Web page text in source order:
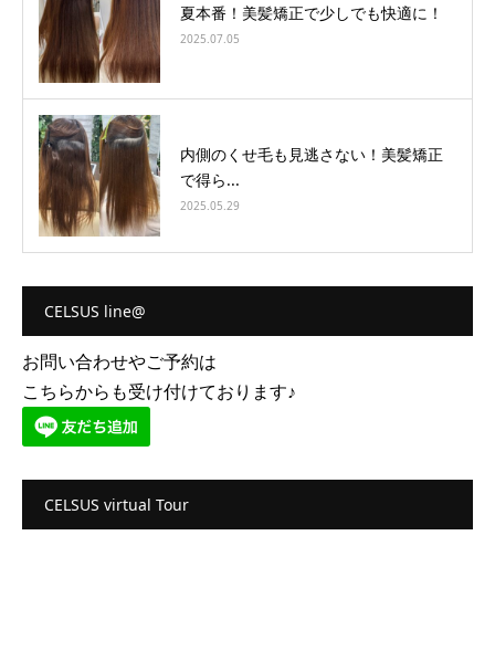
夏本番！美髪矯正で少しでも快適に！
2025.07.05
内側のくせ毛も見逃さない！美髪矯正
で得ら...
2025.05.29
CELSUS line@
お問い合わせやご予約は
こちらからも受け付けております♪
CELSUS virtual Tour